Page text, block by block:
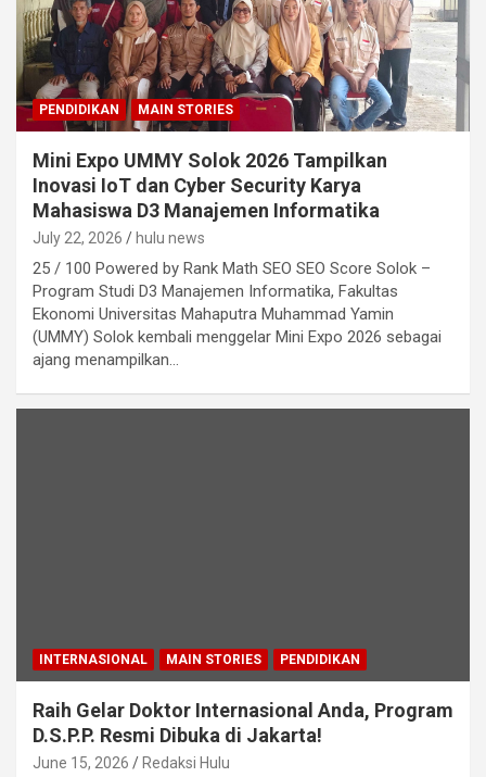
PENDIDIKAN MAIN STORIES
Mini Expo UMMY Solok 2026 Tampilkan
Inovasi IoT dan Cyber Security Karya
Mahasiswa D3 Manajemen Informatika
July 22, 2026 hulu news
25 / 100 Powered by Rank Math SEO SEO Score Solok –
Program Studi D3 Manajemen Informatika, Fakultas
Ekonomi Universitas Mahaputra Muhammad Yamin
(UMMY) Solok kembali menggelar Mini Expo 2026 sebagai
ajang menampilkan…
INTERNASIONAL MAIN STORIES PENDIDIKAN
Raih Gelar Doktor Internasional Anda, Program
D.S.P.P. Resmi Dibuka di Jakarta!
June 15, 2026 Redaksi Hulu